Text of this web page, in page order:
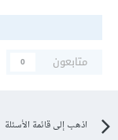
متابعون
0
اذهب إلى قائمة الأسئلة